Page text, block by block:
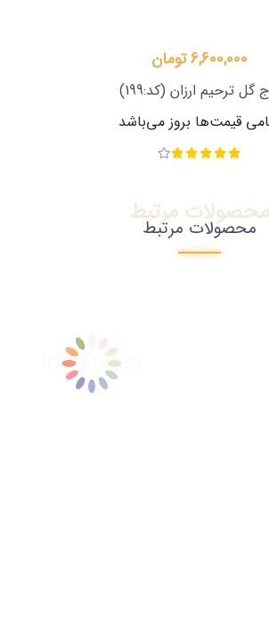
6,600,000 تومان
گل ترحیم ارزان (کد:199)
قیمت‌ها بروز می‌باشد
محصولات مرتبط
محصولات مرتبط